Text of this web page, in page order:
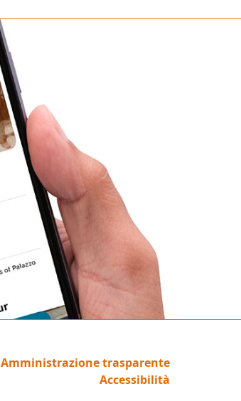
Amministrazione trasparente
Accessibilità